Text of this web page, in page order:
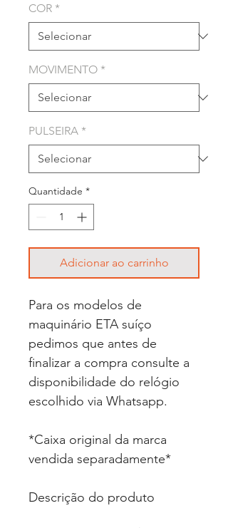
COR *
MOVIMENTO *
PULSEIRA *
Quantidade *
Adicionar ao carrinho
Para os modelos de
maquinário ETA suíço
pedimos que antes de
finalizar a compra consulte a
disponibilidade do relógio
escolhido via Whatsapp.
*Caixa original da marca
vendida separadamente*
Descrição do produto